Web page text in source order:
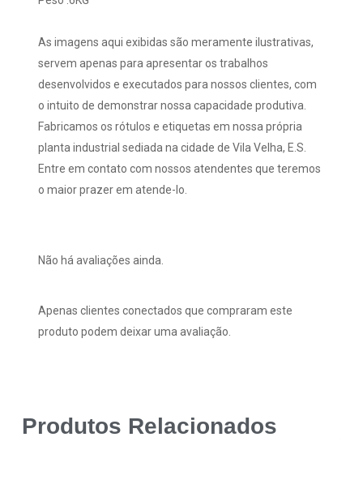
As imagens aqui exibidas são meramente ilustrativas,
servem apenas para apresentar os trabalhos
desenvolvidos e executados para nossos clientes, com
o intuito de demonstrar nossa capacidade produtiva.
Fabricamos os rótulos e etiquetas em nossa própria
planta industrial sediada na cidade de Vila Velha, E.S.
Entre em contato com nossos atendentes que teremos
o maior prazer em atende-lo.
Não há avaliações ainda.
Apenas clientes conectados que compraram este
produto podem deixar uma avaliação.
Produtos Relacionados